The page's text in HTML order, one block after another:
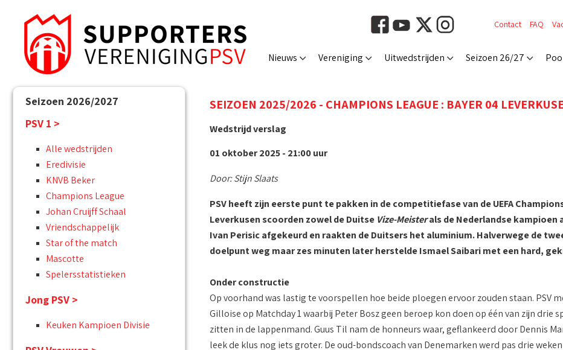
Contact FAQ
Nieuws Vereniging Uitwedstrijden Seizoen 26/27
Seizoen 2026/2027
PSV 1 >
Alle wedstrijden
Eredivisie
KNVB Beker
Champions League
Johan Cruijff Schaal
Vriendschappelijk
Star of the match
Mascotte
Spelersstatistieken
Jong PSV >
Keuken Kampioen Divisie
SEIZOEN 2025/2026 - CHAMPIONS LEAGUE : BAYER 04
Wedstrijd verslag
01 oktober 2025 - 21:00 uur
Door: Stijn Slaats
PSV heeft zijn eerste punt te pakken in de competitiefase van de UEFA
Leverkusen scoorden zowel de Duitse Vize-Meisterals de Nederlandse kampioen
Ivan Perisic afgekeurd en raakten de Duitsers het aluminium. Halverwege de
doelpunt weg maar zes minuten later herstelde Ismael Saibari met een hard,
Onder constructie
Op voorhand was lastig te voorspellen hoe beide ploegen ervoor zouden staan. PSV
Gilloise op Matchday 1 waarbij Peter Bosz geen beroep kon doen op één van zijn drie
zitten in de lappenmand. Guus Til nam de honneurs waar, geflankeerd door Dennis
leek de klus nog iets groter. De oud-bondscoach van Denemarken werd pas drie